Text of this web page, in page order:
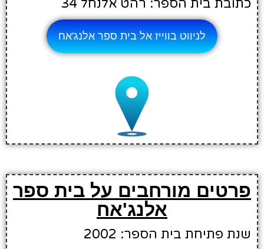
כתובת בית הספר: רהט אלנחל 34
לניווט בווייז אל בית ספר אלנג'אח
פרטים מורחבים על בית ספר
אלנג'אח
שנת פתיחת בית הספר: 2002